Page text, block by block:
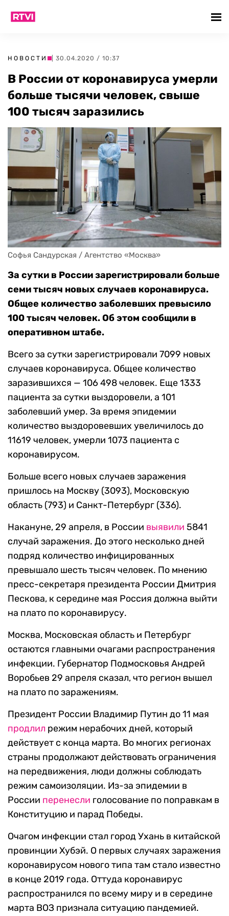
НОВОСТИ | 30.04.2020 / 10:37
В России от коронавируса умерли
больше тысячи человек, свыше
100 тысяч заразились
Софья Сандурская / Агентство «Москва»
За сутки в России зарегистрировали больше
семи тысяч новых случаев коронавируса.
Общее количество заболевших превысило
100 тысяч человек. Об этом сообщили в
оперативном штабе.
Всего за сутки зарегистрировали 7099 новых
случаев коронавируса. Общее количество
заразившихся — 106 498 человек. Еще 1333
пациента за сутки выздоровели, а 101
заболевший умер. За время эпидемии
количество выздоровевших увеличилось до
11619 человек, умерли 1073 пациента с
коронавирусом.
Больше всего новых случаев заражения
пришлось на Москву (3093), Московскую
область (793) и Санкт-Петербург (336).
Накануне, 29 апреля, в России выявили 5841
случай заражения. До этого несколько дней
подряд количество инфицированных
превышало шесть тысяч человек. По мнению
пресс-секретаря президента России Дмитрия
Пескова, к середине мая Россия должна выйти
на плато по коронавирусу.
Москва, Московская область и Петербург
остаются главными очагами распространения
инфекции. Губернатор Подмосковья Андрей
Воробьев 29 апреля сказал, что регион вышел
на плато по заражениям.
Президент России Владимир Путин до 11 мая
продлил режим нерабочих дней, который
действует с конца марта. Во многих регионах
страны продолжают действовать ограничения
на передвижения, люди должны соблюдать
режим самоизоляции. Из-за эпидемии в
России перенесли голосование по поправкам в
Конституцию и парад Победы.
Очагом инфекции стал город Ухань в китайской
провинции Хубэй. О первых случаях заражения
коронавирусом нового типа там стало известно
в конце 2019 года. Оттуда коронавирус
распространился по всему миру и в середине
марта ВОЗ признала ситуацию пандемией.